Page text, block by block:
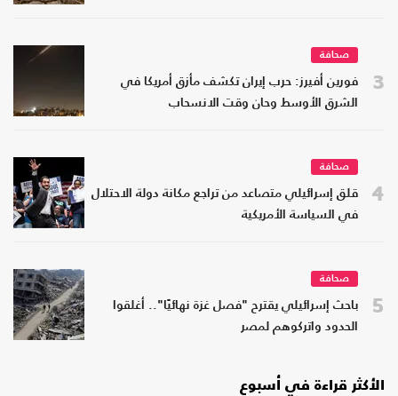
3
صحافة
فورين أفيرز: حرب إيران تكشف مأزق أمريكا في
الشرق الأوسط وحان وقت الانسحاب
4
صحافة
قلق إسرائيلي متصاعد من تراجع مكانة دولة الاحتلال
في السياسة الأمريكية
5
صحافة
باحث إسرائيلي يقترح "فصل غزة نهائيًا".. أغلقوا
الحدود واتركوهم لمصر
الأكثر قراءة في أسبوع